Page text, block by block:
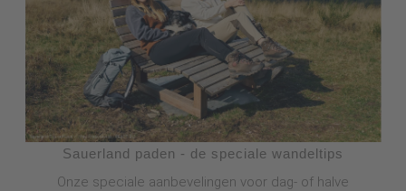
Sauerland paden - de speciale wandeltips
Onze speciale aanbevelingen voor dag- of halve